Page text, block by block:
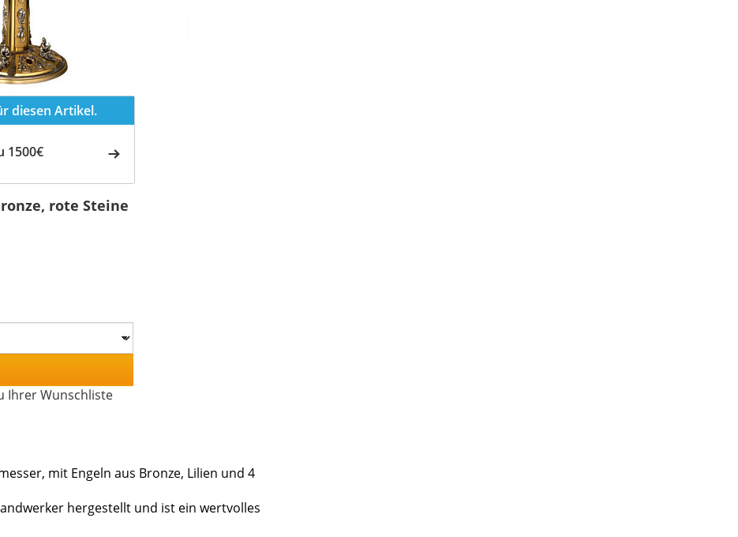
diesen Artikel.
1500€
rote Steine
Ihrer Wunschliste
mit Engeln aus Bronze, Lilien und 4
hergestellt und ist ein wertvolles